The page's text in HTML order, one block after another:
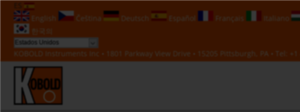
English
Čeština Deutsch Español Français Italiano
한국의
KOBOLD Instruments Inc • 1801 Parkway View Drive • 15205 Pittsburgh, PA • Tel: